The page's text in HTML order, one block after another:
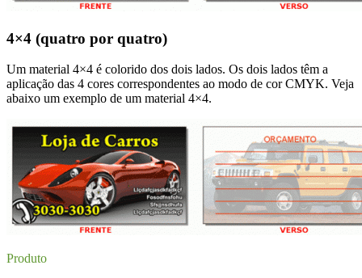
4×4 (quatro por quatro)
Um material 4×4 é colorido dos dois lados. Os dois lados têm a
aplicação das 4 cores correspondentes ao modo de cor CMYK. Veja
abaixo um exemplo de um material 4×4.
Produto